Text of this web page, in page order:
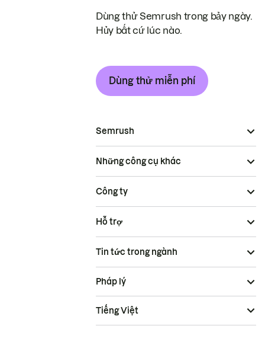
Dùng thử Semrush trong bảy ngày.
Hủy bất cứ lúc nào.
Dùng thử miễn phí
Semrush
Những công cụ khác
Công ty
Hỗ trợ
Tin tức trong ngành
Pháp lý
Tiếng Việt